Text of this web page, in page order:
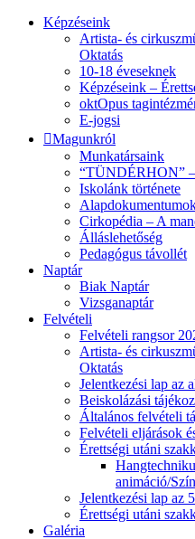
Képzéseink
Artista- és
Oktatás
10-18 éveseknek
Képzéseink –
oktOpus
E-jogsi
Magunkról
Munkatársaink
“TÜNDÉRHON”
Iskolánk története
Cirkopédia – A
Álláslehetőség
Pedagógus távollét
Naptár
Biak Naptár
Vizsganaptár
Felvételi
Felvételi rangsor
Artista- és
Oktatás
Jelentkezési lap az
Beiskolázási
Általános felvételi
Felvételi eljárások
Érettségi utáni
animáció/
Jelentkezési lap az
Érettségi utáni
Galéria